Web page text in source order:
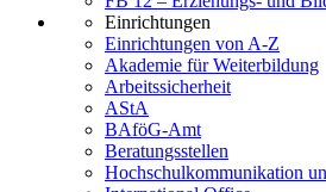
Einrichtungen
Einrichtungen von A-Z
Akademie für Weiterbildung
Arbeitssicherheit
AStA
BAföG-Amt
Beratungsstellen
Hochschulkommunikation